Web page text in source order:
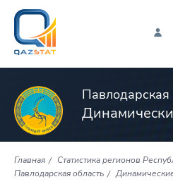
Павлодарская
Главная
Статистика регионов
Павлодарская область